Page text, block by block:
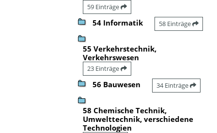
59 Einträge
54 Informatik 58 Einträge
55 Verkehrstechnik,
Verkehrswesen
23 Einträge
56 Bauwesen 34 Einträge
58 Chemische Technik,
Umwelttechnik, verschiedene
Technologien